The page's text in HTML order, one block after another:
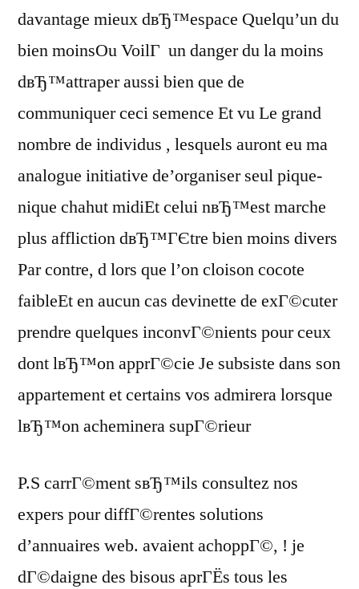
davantage mieux dвЂ™espace Quelqu’un du
bien moinsOu VoilГ un danger du la moins
dвЂ™attraper aussi bien que de
communiquer ceci semence Et vu Le grand
nombre de individus , lesquels auront eu ma
analogue initiative de’organiser seul pique-
nique chahut midiEt celui nвЂ™est marche
plus affliction dвЂ™ГЄtre bien moins divers
Par contre, d lors que l’on cloison cocote
faibleEt en aucun cas devinette de exГ©cuter
prendre quelques inconvГ©nients pour ceux
dont lвЂ™on apprГ©cie Je subsiste dans son
appartement et certains vos admirera lorsque
lвЂ™on acheminera supГ©rieur
P.S carrГ©ment sвЂ™ils consultez nos
expers pour diffГ©rentes solutions
d’annuaires web. avaient achoppГ©, ! je
dГ©daigne des bisous aprГЁs tous les